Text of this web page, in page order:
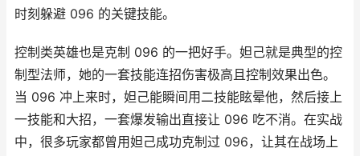
时刻躲避 096 的关键技能。
控制类英雄也是克制 096 的一把好手。妲己就是典型的控
制型法师，她的一套技能连招伤害极高且控制效果出色。
当 096 冲上来时，妲己能瞬间用二技能眩晕他，然后接上
一技能和大招，一套爆发输出直接让 096 吃不消。在实战
中，很多玩家都曾用妲己成功克制过 096，让其在战场上